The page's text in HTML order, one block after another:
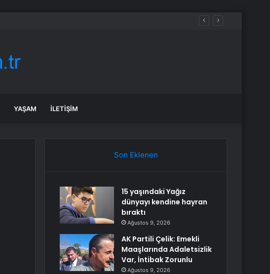
YAŞAM İLETIŞIM
Son Eklenen
15 yaşındaki Yağız
dünyayı kendine hayran
bıraktı
Ağustos 9, 2026
AK Partili Çelik: Emekli
Maaşlarında Adaletsizlik
Var, İntibak Zorunlu
Ağustos 9, 2026